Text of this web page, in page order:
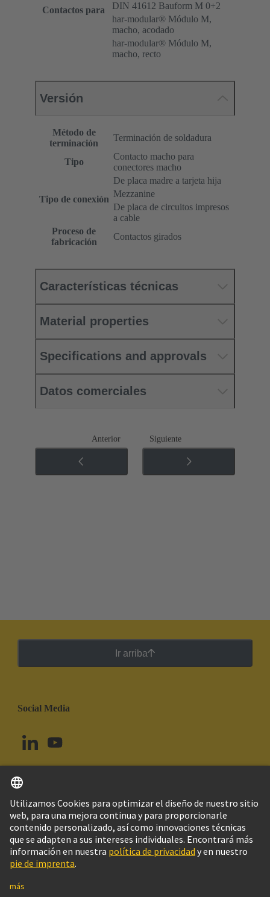
Contactos para
DIN 41612 Bauform M 0+2
har-modular® Módulo M,
macho, acodado
har-modular® Módulo M,
macho, recto
Versión
Método de
terminación
Terminación de soldadura
Tipo
Contacto macho para
conectores macho
Tipo de conexión
De placa madre a tarjeta hija
Mezzanine
De placa de circuitos impresos
a cable
Proceso de
fabricación
Contactos girados
Características técnicas
Material properties
Specifications and approvals
Datos comerciales
Anterior Siguiente
Ir arriba
Social Media
Brasil Español
© Grupo Tecnológico HARTING
Configuración de cookies